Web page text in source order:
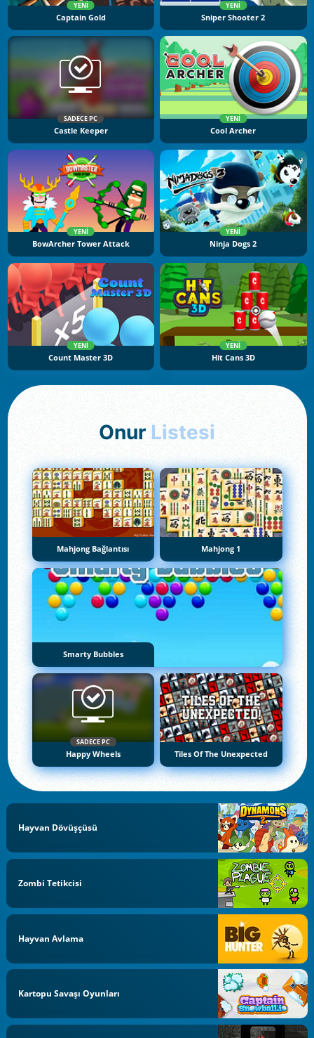
YENI
Captain Gold
YENI
Sniper Shooter 2
SADECE PC
Castle Keeper
YENI
Cool Archer
YENI
BowArcher Tower Attack
YENI
Ninja Dogs 2
YENI
Count Master 3D
YENI
Hit Cans 3D
Onur Listesi
Mahjong Bağlantısı Mahjong 1
Smarty Bubbles
SADECE PC
Happy Wheels Tiles Of The Unexpected
Hayvan Dövüşçüsü
Zombi Tetikcisi
Hayvan Avlama
Kartopu Savaşı Oyunları